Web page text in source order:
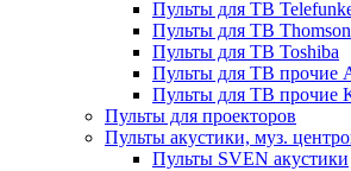
Пульты для ТВ
Пульты для ТВ Thomson
Пульты для ТВ Toshiba
Пульты для ТВ прочие
Пульты для ТВ прочие
Пульты для проекторов
Пульты акустики, муз.
Пульты SVEN акустики